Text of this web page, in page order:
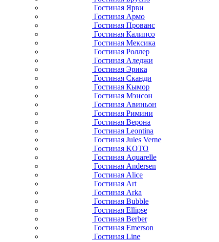
Гостиная Ярви
Гостиная Армо
Гостиная Прованс
Гостиная Калипсо
Гостиная Мексика
Гостиная Роллер
Гостиная Аледжи
Гостиная Эрика
Гостиная Сканди
Гостиная Кымор
Гостиная Мэнсон
Гостиная Авиньон
Гостиная Римини
Гостиная Верона
Гостиная Leontina
Гостиная Jules Verne
Гостиная KOTO
Гостиная Aquarelle
Гостиная Andersen
Гостиная Alice
Гостиная Art
Гостиная Arka
Гостиная Bubble
Гостиная Ellipse
Гостиная Berber
Гостиная Emerson
Гостиная Line